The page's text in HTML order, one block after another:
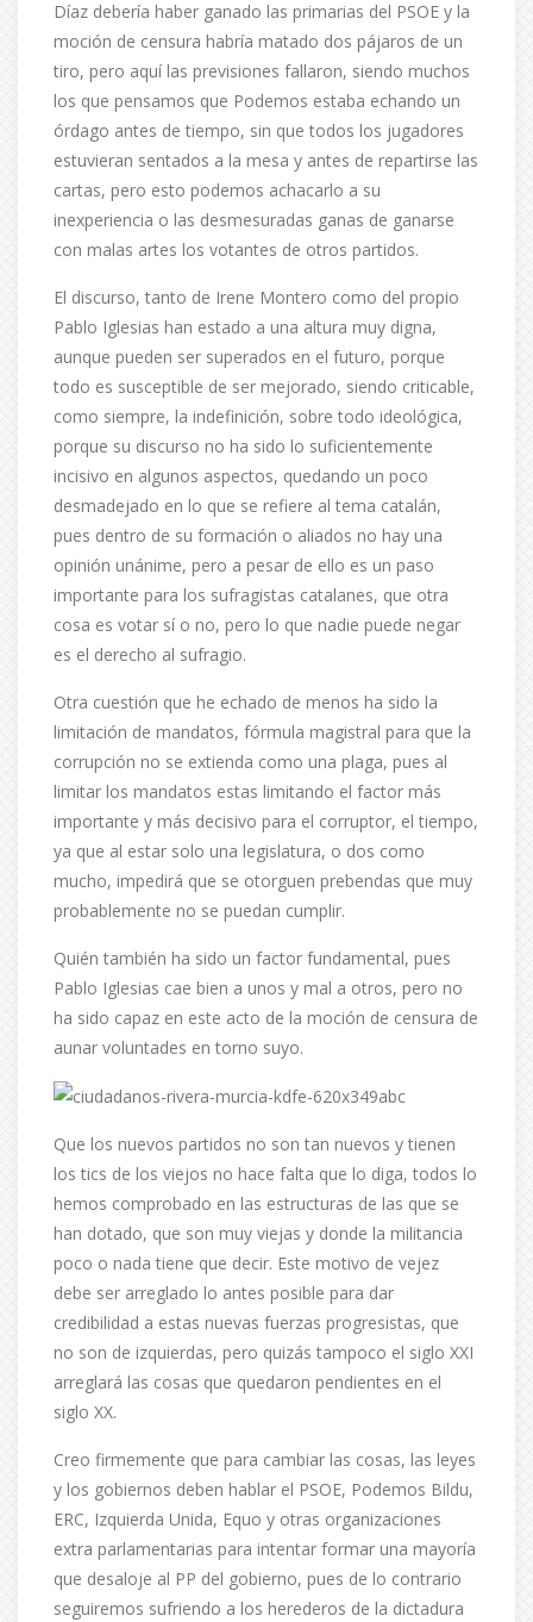
Díaz debería haber ganado las primarias del PSOE y la
moción de censura habría matado dos pájaros de un
tiro, pero aquí las previsiones fallaron, siendo muchos
los que pensamos que Podemos estaba echando un
órdago antes de tiempo, sin que todos los jugadores
estuvieran sentados a la mesa y antes de repartirse las
cartas, pero esto podemos achacarlo a su
inexperiencia o las desmesuradas ganas de ganarse
con malas artes los votantes de otros partidos.
El discurso, tanto de Irene Montero como del propio
Pablo Iglesias han estado a una altura muy digna,
aunque pueden ser superados en el futuro, porque
todo es susceptible de ser mejorado, siendo criticable,
como siempre, la indefinición, sobre todo ideológica,
porque su discurso no ha sido lo suficientemente
incisivo en algunos aspectos, quedando un poco
desmadejado en lo que se refiere al tema catalán,
pues dentro de su formación o aliados no hay una
opinión unánime, pero a pesar de ello es un paso
importante para los sufragistas catalanes, que otra
cosa es votar sí o no, pero lo que nadie puede negar
es el derecho al sufragio.
Otra cuestión que he echado de menos ha sido la
limitación de mandatos, fórmula magistral para que la
corrupción no se extienda como una plaga, pues al
limitar los mandatos estas limitando el factor más
importante y más decisivo para el corruptor, el tiempo,
ya que al estar solo una legislatura, o dos como
mucho, impedirá que se otorguen prebendas que muy
probablemente no se puedan cumplir.
Quién también ha sido un factor fundamental, pues
Pablo Iglesias cae bien a unos y mal a otros, pero no
ha sido capaz en este acto de la moción de censura de
aunar voluntades en torno suyo.
Que los nuevos partidos no son tan nuevos y tienen
los tics de los viejos no hace falta que lo diga, todos lo
hemos comprobado en las estructuras de las que se
han dotado, que son muy viejas y donde la militancia
poco o nada tiene que decir. Este motivo de vejez
debe ser arreglado lo antes posible para dar
credibilidad a estas nuevas fuerzas progresistas, que
no son de izquierdas, pero quizás tampoco el siglo XXI
arreglará las cosas que quedaron pendientes en el
siglo XX.
Creo firmemente que para cambiar las cosas, las leyes
y los gobiernos deben hablar el PSOE, Podemos Bildu,
ERC, Izquierda Unida, Equo y otras organizaciones
extra parlamentarias para intentar formar una mayoría
que desaloje al PP del gobierno, pues de lo contrario
seguiremos sufriendo a los herederos de la dictadura